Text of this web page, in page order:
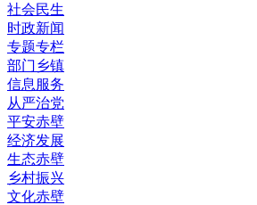
社会民生
时政新闻
专题专栏
部门乡镇
信息服务
从严治党
平安赤壁
经济发展
生态赤壁
乡村振兴
文化赤壁